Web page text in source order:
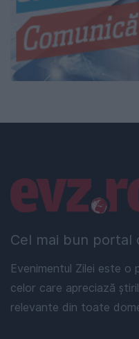
Cel mai bun portal
Evenimentul Zilei este o
celor care apreciază
relevante din toate
Linkuri utile